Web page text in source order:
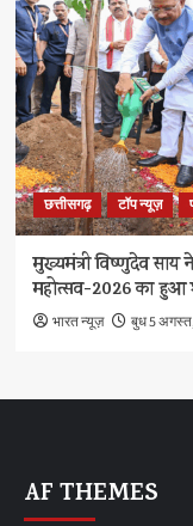
छत्तीसगढ़ टॉप न्यूज़
मुख्यमंत्री विष्णुदेव साय
महोत्सव-2026 का हुआ
भारत न्यूज़ बुध 5
AF THEMES